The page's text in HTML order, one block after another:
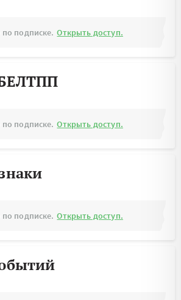
подписке. Открыть доступ.
подписке. Открыть доступ.
подписке. Открыть доступ.